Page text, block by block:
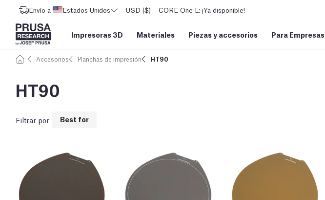
Envío a Estados Unidos USD ($) CORE One L: ¡Ya disponible!
Impresoras 3D Materiales Piezas y accesorios Para Empresas
Accesorios Planchas de impresión HT90
HT90
Filtrar por Best for